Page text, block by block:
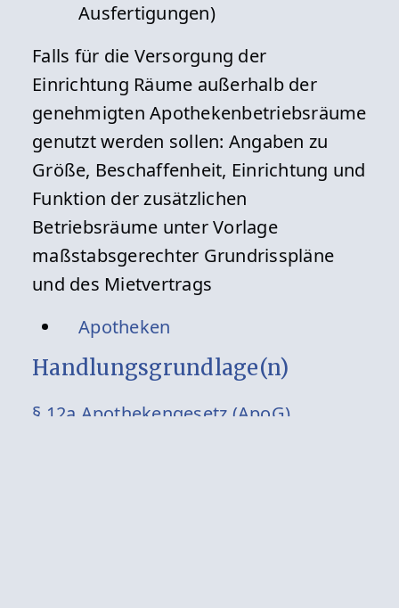
Ausfertigungen)
Falls für die Versorgung der
Einrichtung Räume außerhalb der
genehmigten Apothekenbetriebsräume
genutzt werden sollen: Angaben zu
Größe, Beschaffenheit, Einrichtung und
Funktion der zusätzlichen
Betriebsräume unter Vorlage
maßstabsgerechter Grundrisspläne
und des Mietvertrags
Apotheken
Handlungsgrundlage(n)
§ 12a Apothekengesetz (ApoG)